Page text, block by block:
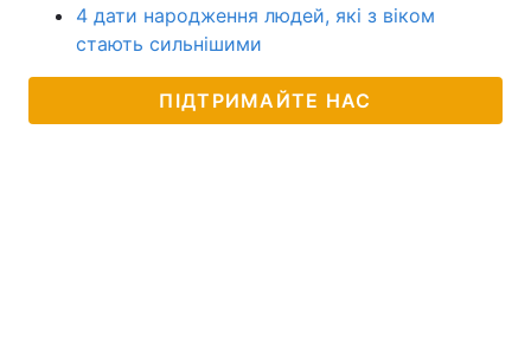
4 дати народження людей, які з віком
стають сильнішими
ПІДТРИМАЙТЕ НАС